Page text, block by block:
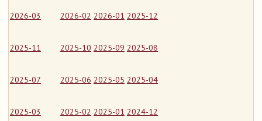
2026-03 2026-02 2026-01 2025-12
2025-11 2025-10 2025-09 2025-08
2025-07 2025-06 2025-05 2025-04
2025-03 2025-02 2025-01 2024-12